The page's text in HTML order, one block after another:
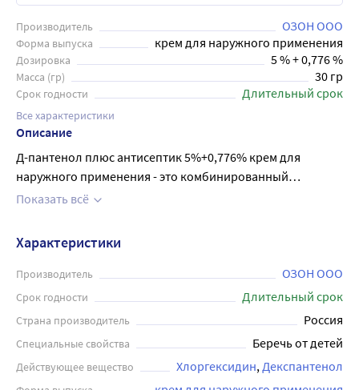
Производитель ОЗОН ООО
Форма выпуска крем для наружного применения
Дозировка 5 % + 0,776 %
Масса (гр) 30 гр
Срок годности Длительный срок
Все характеристики
Описание
Д-пантенол плюс антисептик 5%+0,776% крем для
наружного применения - это комбинированный
лекарственный препара , применяемый для обработки и
таких как ссадины, царапины, небольшие порезы и
расчесы, трещины, легкие ожоги; инфицированных
поверхностных поражений кожи; трещин сосков в
период грудного вскармливания. Крем содержит
стимулирует регенерацию кожи, нормализует клеточный
метаболизм, ускоряет митоз, увеличивает прочность
коллагеновых волокон. Оказывает слабое
Показать всё
Характеристики
Производитель ОЗОН ООО
Срок годности Длительный срок
Страна производитель Россия
Специальные свойства Беречь от детей
Действующее вещество Хлоргексидин Декспантенол